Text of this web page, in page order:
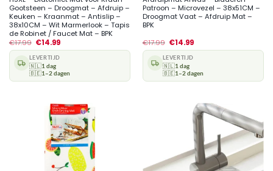
Gootsteen – Droogmat – Afdruip –
Keuken – Kraanmat – Antislip –
38x10CM – Wit Marmerlook – Tapis
de Robinet / Faucet Mat – BPK
€17.99 €14.99
LEVERTIJD
🇳🇱1 dag
🇧🇪1–2 dagen
Patroon – Microvezel – 38x51CM –
Droogmat Vaat – Afdruip Mat –
BPK
€17.99 €14.99
LEVERTIJD
🇳🇱1 dag
🇧🇪1–2 dagen